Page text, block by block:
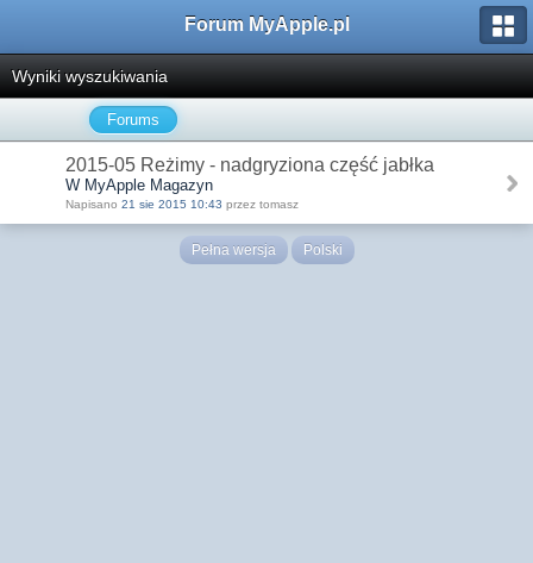
Forum MyApple.pl
Wyniki wyszukiwania
Forums
2015-05 Reżimy - nadgryziona część jabłka
W MyApple Magazyn
Napisano 21 sie 2015 10:43 przez tomasz
Pełna wersja Polski